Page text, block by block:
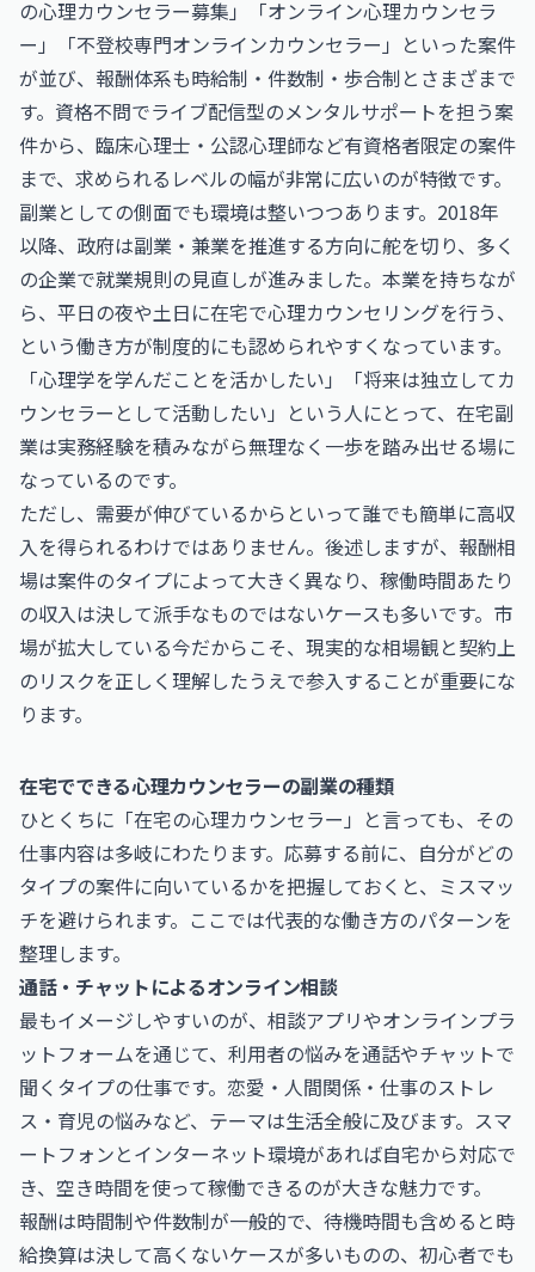
の心理カウンセラー募集」「オンライン心理カウンセラ
ー」「不登校専門オンラインカウンセラー」といった案件
が並び、報酬体系も時給制・件数制・歩合制とさまざまで
す。資格不問でライブ配信型のメンタルサポートを担う案
件から、臨床心理士・公認心理師など有資格者限定の案件
まで、求められるレベルの幅が非常に広いのが特徴です。
副業としての側面でも環境は整いつつあります。2018年
以降、政府は副業・兼業を推進する方向に舵を切り、多く
の企業で就業規則の見直しが進みました。本業を持ちなが
ら、平日の夜や土日に在宅で心理カウンセリングを行う、
という働き方が制度的にも認められやすくなっています。
「心理学を学んだことを活かしたい」「将来は独立してカ
ウンセラーとして活動したい」という人にとって、在宅副
業は実務経験を積みながら無理なく一歩を踏み出せる場に
なっているのです。
ただし、需要が伸びているからといって誰でも簡単に高収
入を得られるわけではありません。後述しますが、報酬相
場は案件のタイプによって大きく異なり、稼働時間あたり
の収入は決して派手なものではないケースも多いです。市
場が拡大している今だからこそ、現実的な相場観と契約上
のリスクを正しく理解したうえで参入することが重要にな
ります。
在宅でできる心理カウンセラーの副業の種類
ひとくちに「在宅の心理カウンセラー」と言っても、その
仕事内容は多岐にわたります。応募する前に、自分がどの
タイプの案件に向いているかを把握しておくと、ミスマッ
チを避けられます。ここでは代表的な働き方のパターンを
整理します。
通話・チャットによるオンライン相談
最もイメージしやすいのが、相談アプリやオンラインプラ
ットフォームを通じて、利用者の悩みを通話やチャットで
聞くタイプの仕事です。恋愛・人間関係・仕事のストレ
ス・育児の悩みなど、テーマは生活全般に及びます。スマ
ートフォンとインターネット環境があれば自宅から対応で
き、空き時間を使って稼働できるのが大きな魅力です。
報酬は時間制や件数制が一般的で、待機時間も含めると時
給換算は決して高くないケースが多いものの、初心者でも